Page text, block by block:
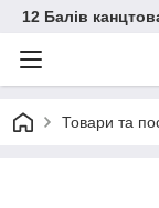
12 Балів
Товари та